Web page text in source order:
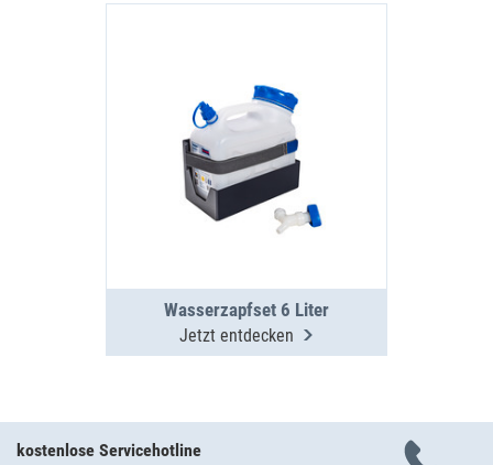
Wasserzapfset 6 Liter
Jetzt entdecken
kostenlose Servicehotline